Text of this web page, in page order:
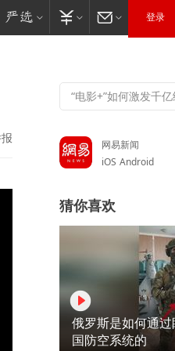
登录
网易新闻
iOS Android
猜你喜欢
俄罗斯是如何通
国防空系统的